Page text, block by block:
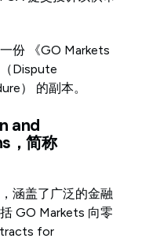
份 《GO Markets
Dispute
） 的副本。
and
，简称
涵盖了广泛的金融
GO Markets 向零
for